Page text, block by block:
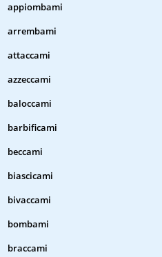
appiombami
arrembami
attaccami
azzeccami
baloccami
barbificami
beccami
biascicami
bivaccami
bombami
braccami